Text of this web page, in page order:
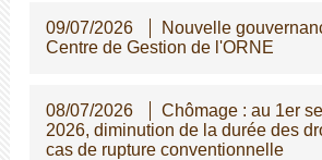
09/07/2026
Nouvelle
Centre de Gestion de l'ORNE
08/07/2026
Chômage : au 1er
2026, diminution de la durée des
cas de rupture conventionnelle